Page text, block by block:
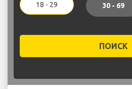
18 - 29 30 - 69
ПОИСК